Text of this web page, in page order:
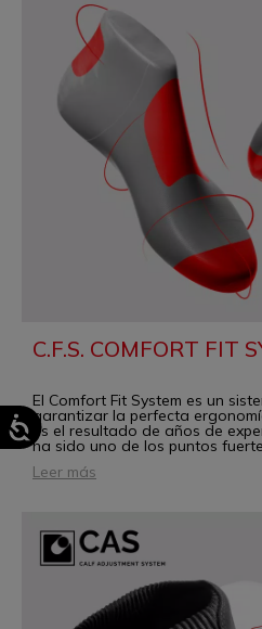
C.F.S. COMFORT FIT
El Comfort Fit System es un
garantizar la perfecta
es el resultado de años de
ha sido uno de los puntos
Leer más